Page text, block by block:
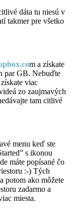
dáta tu niesú v
takmer pre všetko
m a získate
par GB. Nebuďte
viac
zo zaujmavých
tam citlivé
menu keď ste
s ikonou
máte popísané čo
:-) Tých
potom ako môžete
zadarmo a
miesta.